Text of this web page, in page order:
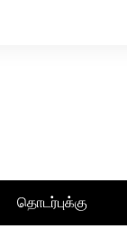
தொடர்புக்கு